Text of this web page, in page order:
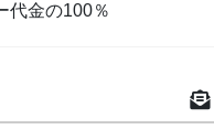
代金の100％